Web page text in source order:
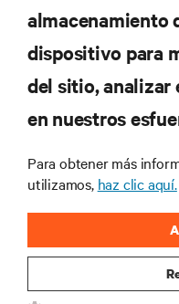
RECURSOS
CORPORATIVO
almacenamiento
dispositivo para
del sitio, analizar
en nuestros
Para obtener más
utilizamos, haz clic aquí.